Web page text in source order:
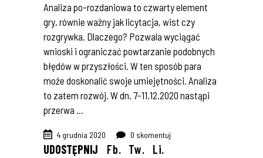
Analiza po-rozdaniowa to czwarty element
gry, równie ważny jak licytacja, wist czy
rozgrywka. Dlaczego? Pozwala wyciągać
wnioski i ograniczać powtarzanie podobnych
błędów w przyszłości. W ten sposób para
może doskonalić swoje umiejętności. Analiza
to zatem rozwój. W dn. 7-11.12.2020 nastąpi
przerwa
4 grudnia 2020 0 skomentuj
UDOSTĘPNIJ Fb. Tw. Li.